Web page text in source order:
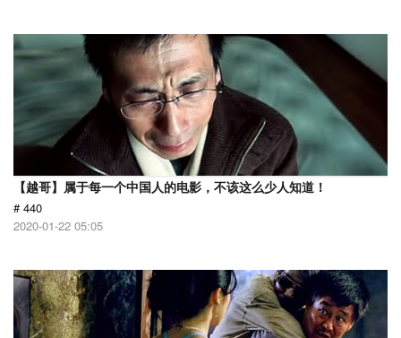
【越哥】属于每一个中国人的电影，不该这么少人知道！
# 440
2020-01-22 05:05